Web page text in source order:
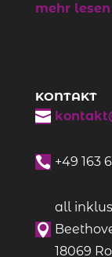
mehr lesen
KONTAKT

 +49 163

all
18069